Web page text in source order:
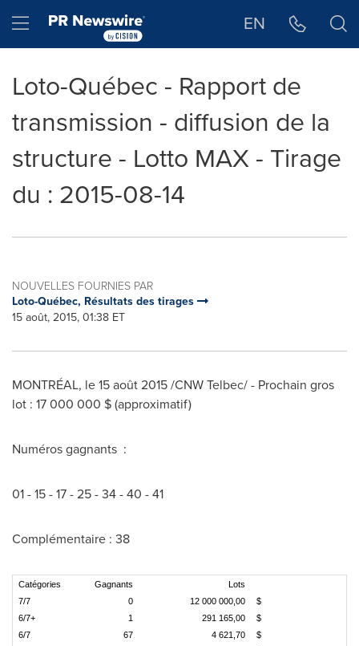
Hamburger menu EN
Loto-Québec - Rapport de
transmission - diffusion de la
structure - Lotto MAX - Tirage
du : 2015-08-14
NOUVELLES FOURNIES PAR
Loto-Québec, Résultats des tirages
15 août, 2015, 01:38 ET
MONTRÉAL, le 15 août 2015 /CNW Telbec/ - Prochain gros
lot : 17 000 000 $ (approximatif)
Numéros gagnants :
01 - 15 - 17 - 25 - 34 - 40 - 41
Complémentaire : 38
Catégories Gagnants
Lots
7/7
0 12 000 000,00
$
6/7+
1 291 165,00
$
6/7
67 4 621,70
$